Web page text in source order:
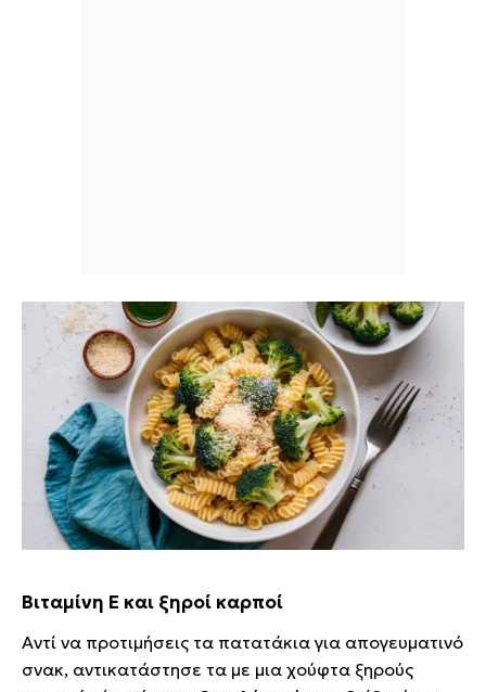
Βιταμίνη Ε και ξηροί καρποί
Αντί να προτιμήσεις τα πατατάκια για απογευματινό
σνακ, αντικατάστησε τα με μια χούφτα ξηρούς